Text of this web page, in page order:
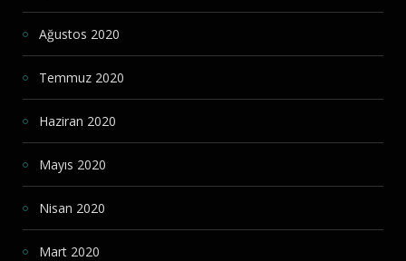
Ağustos 2020
Temmuz 2020
Haziran 2020
Mayıs 2020
Nisan 2020
Mart 2020